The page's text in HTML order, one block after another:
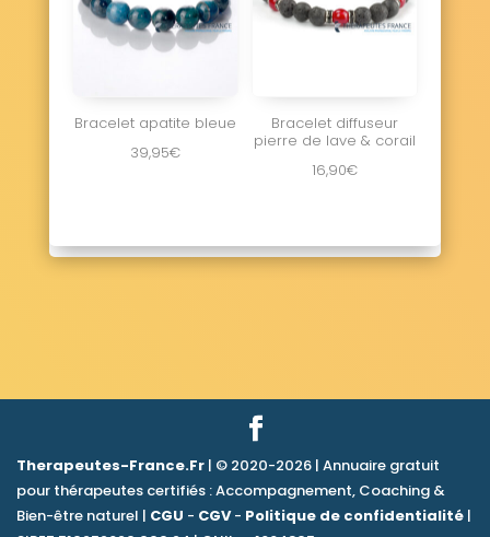
Bracelet apatite bleue
39,95€
Bracelet diffuseur
pierre de lave & corail
16,90€
Therapeutes-France.Fr | © 2020-2026 | Annuaire gratuit
pour thérapeutes certifiés : Accompagnement, Coaching &
Bien-être naturel | CGU - CGV- Politique de confidentialité |